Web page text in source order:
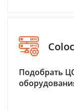
Подобрать